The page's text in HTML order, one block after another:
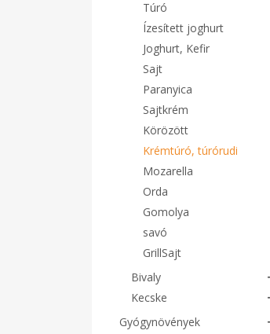
Túró
Ízesített joghurt
Joghurt, Kefir
Sajt
Paranyica
Sajtkrém
Körözött
Krémtúró, túrórudi
Mozarella
Orda
Gomolya
savó
GrillSajt
Bivaly
Kecske
Gyógynövények